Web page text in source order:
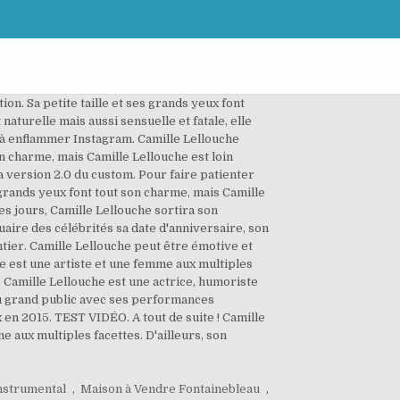
Sa petite taille et ses grands yeux font
mais aussi sensuelle et fatale, elle
enflammer Instagram. Camille Lellouche
mais Camille Lellouche est loin
version 2.0 du custom. Pour faire patienter
yeux font tout son charme, mais Camille
jours, Camille Lellouche sortira son
des célébrités sa date d'anniversaire, son
Camille Lellouche peut être émotive et
est une artiste et une femme aux multiples
Camille Lellouche est une actrice, humoriste
grand public avec ses performances
2015. TEST VIDÉO. A tout de suite ! Camille
aux multiples facettes. D'ailleurs, son
, Maison à Vendre Fontainebleau ,